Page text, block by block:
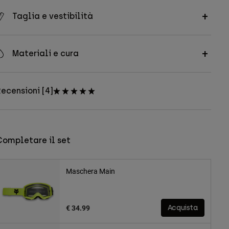
Taglia e vestibilità
Materiali e cura
[4]
il set
Maschera Main
€ 34.99 Acquista